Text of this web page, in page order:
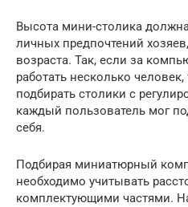
Высота мини-столика
личных предпочтений
возраста. Так, если за
работать несколько
подбирать столики с
каждый пользователь мог
себя.
Подбирая миниатюрный
необходимо учитывать
комплектующими частями.